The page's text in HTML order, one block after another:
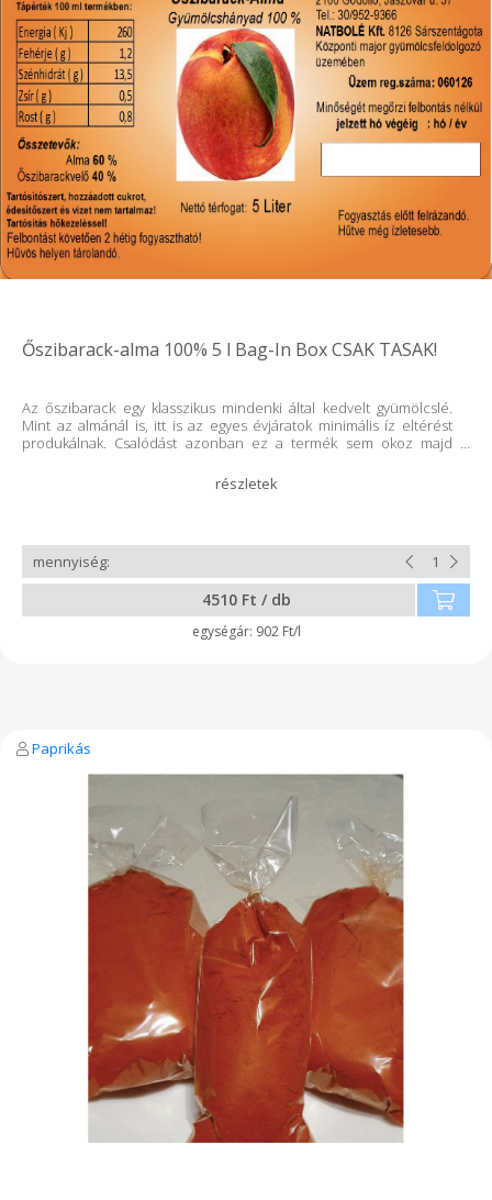
Őszibarack-alma 100% 5 l Bag-In Box CSAK TASAK!
Az őszibarack egy klasszikus mindenki által kedvelt gyümölcslé.
Mint az almánál is, itt is az egyes évjáratok minimális íz eltérést
produkálnak. Csalódást azonban ez a termék sem okoz majd
arcát, a meglepetést, a boldogságot, amit az ízek váltanak ki. Nem
ehhez a sűrű, nem vizezett, nem aromákkal telenyomott
4510 Ft / db
902 Ft/l
Paprikás